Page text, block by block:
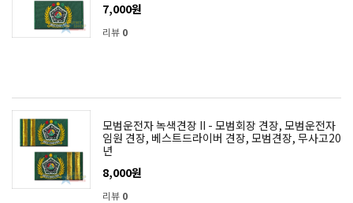
7,000원
리뷰 0
모범운전자 녹색견장 II - 모범회장 견장, 모범운전자
임원 견장, 베스트드라이버 견장, 모범견장, 무사고20
년
8,000원
리뷰 0